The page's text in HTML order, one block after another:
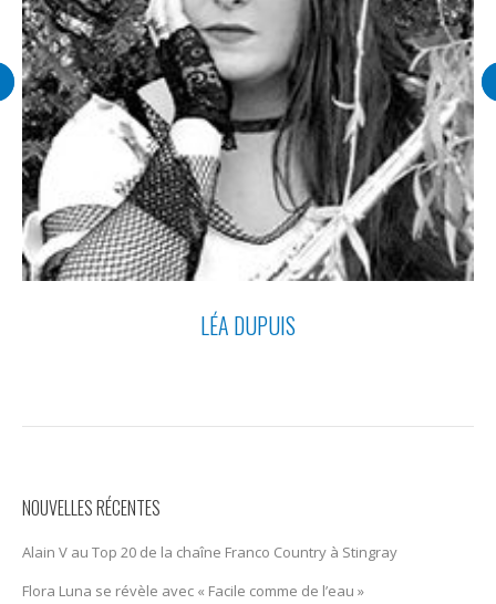
LÉA DUPUIS
NOUVELLES RÉCENTES
Alain V au Top 20 de la chaîne Franco Country à Stingray
Flora Luna se révèle avec « Facile comme de l’eau »